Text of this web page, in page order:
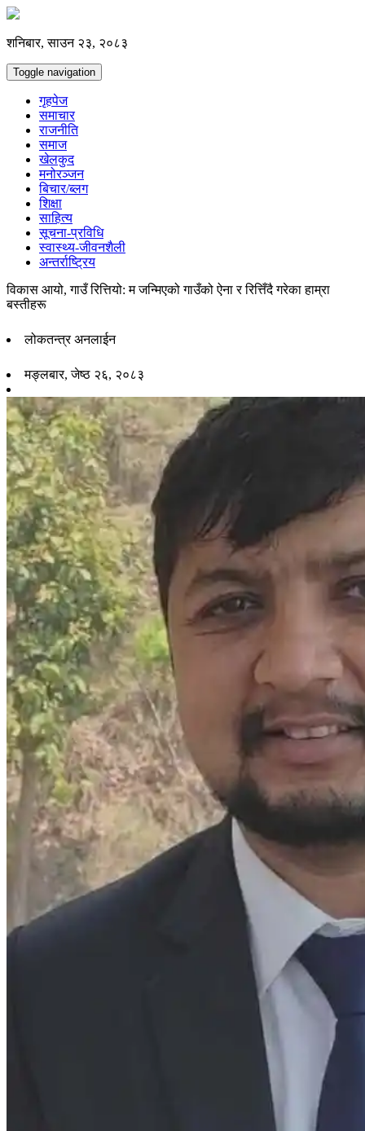
शनिबार, साउन २३, २०८३
Toggle navigation
गृहपेज
समाचार
राजनीति
समाज
खेलकुद
मनोरञ्जन
बिचार/ब्लग
शिक्षा
साहित्य
सूचना-प्रविधि
स्वास्थ्य-जीवनशैली
अन्तर्राष्ट्रिय
विकास आयो, गाउँ रित्तियो: म जन्मिएको गाउँको ऐना र रित्तिँदै गरेका हाम्रा
बस्तीहरू
लोकतन्त्र अनलाईन
मङ्लबार, जेष्ठ २६, २०८३